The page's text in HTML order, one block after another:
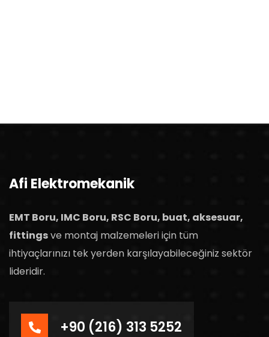
Afi Elektromekanik
EMT Boru, IMC Boru, RSC Boru, buat, aksesuar,
fittingsve montaj malzemeleri için tüm
ihtiyaçlarınızı tek yerden karşılayabileceğiniz sektör
lideridir.
+90 (216) 313 5252